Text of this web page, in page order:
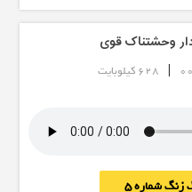
وحشتناک قوی
| 628 کیلوبایت
زنگ شماره 5